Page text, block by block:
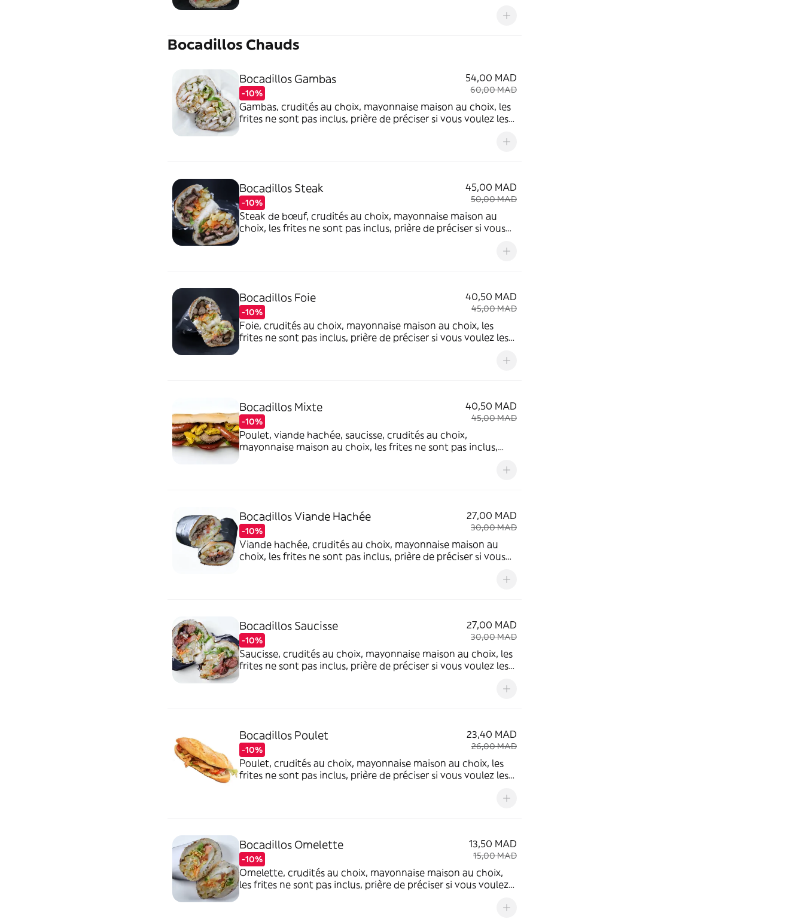
Bocadillos Chauds
Bocadillos Gambas
-10%
54,00 MAD
60,00 MAD
Gambas, crudités au choix, mayonnaise maison au choix, les
frites ne sont pas inclus, prière de préciser si vous voulez les
Bocadillos Steak
-10%
45,00 MAD
50,00 MAD
Steak de bœuf, crudités au choix, mayonnaise maison au
choix, les frites ne sont pas inclus, prière de préciser si vous
Bocadillos Foie
-10%
40,50 MAD
45,00 MAD
Foie, crudités au choix, mayonnaise maison au choix, les
frites ne sont pas inclus, prière de préciser si vous voulez les
Bocadillos Mixte
-10%
40,50 MAD
45,00 MAD
Poulet, viande hachée, saucisse, crudités au choix,
mayonnaise maison au choix, les frites ne sont pas inclus,
Bocadillos Viande Hachée
-10%
27,00 MAD
30,00 MAD
Viande hachée, crudités au choix, mayonnaise maison au
choix, les frites ne sont pas inclus, prière de préciser si vous
Bocadillos Saucisse
-10%
27,00 MAD
30,00 MAD
Saucisse, crudités au choix, mayonnaise maison au choix, les
frites ne sont pas inclus, prière de préciser si vous voulez les
Bocadillos Poulet
-10%
23,40 MAD
26,00 MAD
Poulet, crudités au choix, mayonnaise maison au choix, les
frites ne sont pas inclus, prière de préciser si vous voulez les
Bocadillos Omelette
-10%
13,50 MAD
15,00 MAD
Omelette, crudités au choix, mayonnaise maison au choix,
les frites ne sont pas inclus, prière de préciser si vous voulez